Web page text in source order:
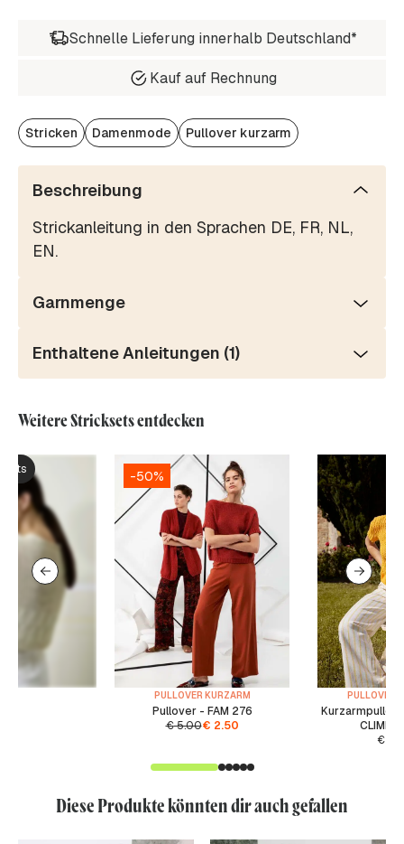
Schnelle Lieferung innerhalb Deutschland*
Kauf auf Rechnung
Stricken Damenmode Pullover kurzarm
Beschreibung
Strickanleitung in den Sprachen DE, FR, NL,
EN.
Garnmenge
Enthaltene Anleitungen (1)
Weitere Stricksets entdecken
-50%
PULLOVER KURZARM
Pullover - FAM 276
€5.00€ 2.50
PULLOVER
€
Diese Produkte könnten dir auch gefallen